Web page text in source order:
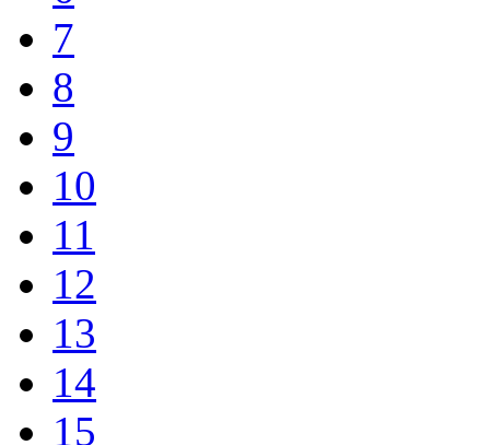
7
8
9
10
11
12
13
14
15